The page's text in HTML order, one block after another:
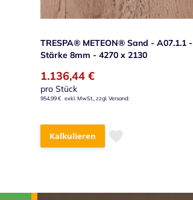
TRESPA® METEON® Sand - A07.1.1 -
Stärke 8mm - 4270 x 2130
1.136,44 €
pro Stück
954,99 €
Kalkulieren